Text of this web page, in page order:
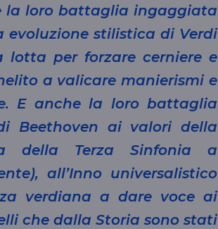
la loro battaglia ingaggiata
evoluzione stilistica di Verdi
per forzare cerniere e
a valicare manierismi e
E anche la loro battaglia
Beethoven ai valori della
della Terza Sinfonia a
all’Inno universalistico
verdiana a dare voce ai
che dalla Storia sono stati